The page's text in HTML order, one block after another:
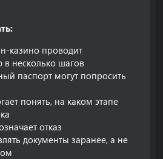
казино проводит
несколько шагов
паспорт могут попросить
понять, на каком этапе
отказ
документы заранее, а не